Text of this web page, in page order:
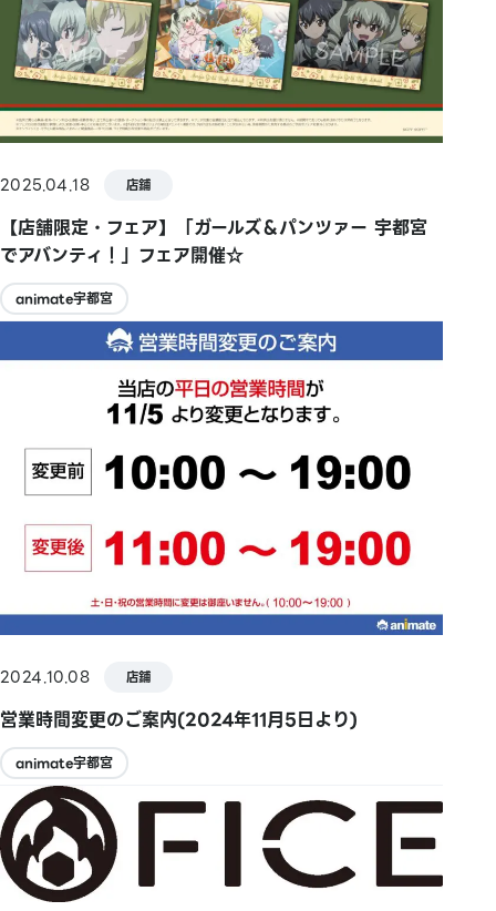
2025.04.18 店鋪
【店舗限定・フェア】「ガールズ＆パンツァー 宇都宮
でアバンティ！」フェア開催☆
animate宇都宮
2024.10.08 店鋪
営業時間変更のご案内(2024年11月5日より)
animate宇都宮